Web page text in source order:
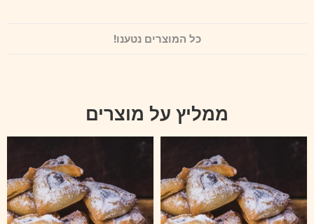
כל המוצרים נטענו!
ממליץ על מוצרים